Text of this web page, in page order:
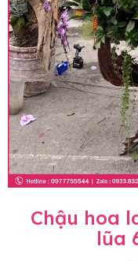
Chậu hoa
lũa